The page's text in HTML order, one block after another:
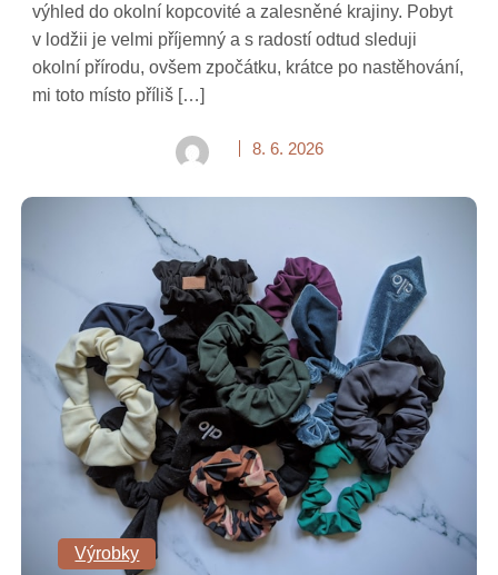
výhled do okolní kopcovité a zalesněné krajiny. Pobyt
v lodžii je velmi příjemný a s radostí odtud sleduji
okolní přírodu, ovšem zpočátku, krátce po nastěhování,
mi toto místo příliš […]
8. 6. 2026
Výrobky